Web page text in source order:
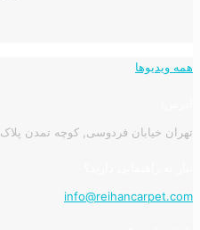
همه ویدیوها
تهران خیابان فردوسی, کوچه تمدن پلاک 11 - طبقه 2 - واحد8
info@reihancarpet.com